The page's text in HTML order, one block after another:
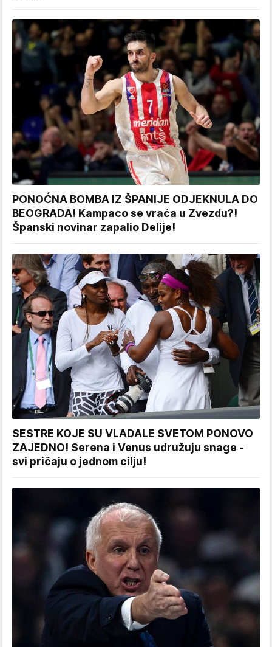
PONOĆNA BOMBA IZ ŠPANIJE ODJEKNULA DO
BEOGRADA! Kampaco se vraća u Zvezdu?!
Španski novinar zapalio Delije!
SESTRE KOJE SU VLADALE SVETOM PONOVO
ZAJEDNO! Serena i Venus udružuju snage -
svi pričaju o jednom cilju!